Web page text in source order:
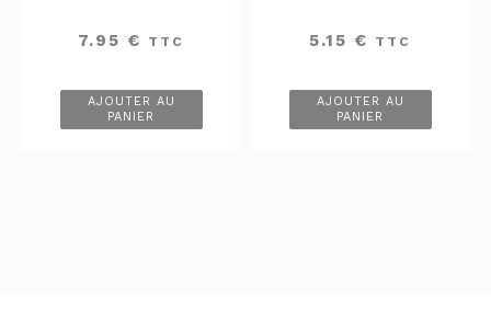
7.95 € TTC
AJOUTER AU
PANIER
5.15 € TTC
AJOUTER AU
PANIER